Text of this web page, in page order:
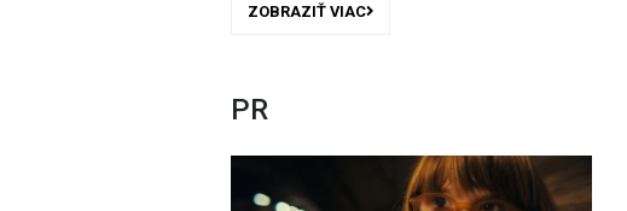
ZOBRAZIŤ VIAC
PR